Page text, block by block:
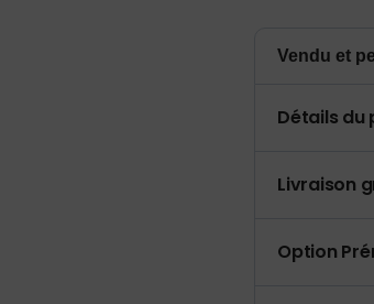
Vendu et
Détails du
Livraison
Option